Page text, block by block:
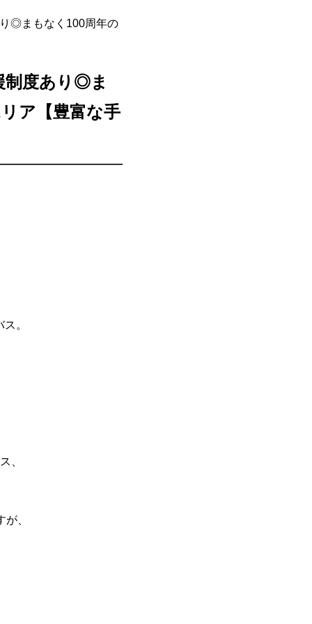
◎まもなく100周年の
制度あり◎ま
ア【豊富な手
。
、
が、